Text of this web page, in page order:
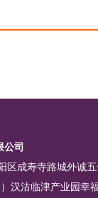
公司
区成寿寺路城外诚
汉沽临津产业园幸